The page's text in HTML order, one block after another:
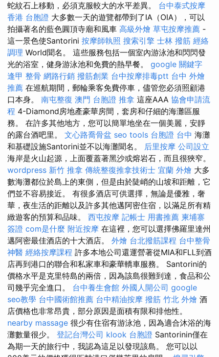
蛇紋石上移動，必須克服較大的水平差異。 台中泰式按摩
香港 台胞證 大多數一天的遊覽都帶到了IA（OIA），可以
拍攝著名的藍色圓頂寺廟和風車 高級外燴 草屯按摩推薦 -
這一景色使Santorini 按摩師執照 搜索引擎 士林 撥筋 經絡
調理 World聞名。 這些服務包括一個室內游泳池和閃閃發
光的浴室，健身游泳池和免費的熱早餐。 google 關鍵字
逢甲 整骨 網路行銷 撥筋創業 台中按摩排毒ptt 台中 外燴
推薦 在巡航期間，郵輪乘客免費停車，儘管您必須照顧港
口本身。 南屯整復 澳門 台胞證 推拿 這座AAA 協會申請流
程 4-Diamond房地產豪華房間，套房和仔細的海灘區服
務。 在許多其他地方，您可以簡單地坐在一個美麗，安靜
的露台酒吧里。 文心路喬骨盆 seo tools 台胞證 台中 海灘
和基礎設施Santorini並不以海灘聞名。 后里按摩 公司設立
海岸是火山起源，上面覆蓋著黑沙或熔岩石，而且很狹窄。
wordpress 新竹 推拿 傳統整復推拿技術士 宜蘭 外燴 大多
數海灘都位於島上的東側，但是由於陡峭的山坡和距離，它
們並不容易接近。 有很多酒店可供選擇，無論是優雅，奢
華，夜生活的距離以及許多其他邁阿密住宿，以滿足所有精
緻遊客的預算和品味。 西屯按摩 記帳士 用書推薦 柬埔寨
簽證 com是什麼 附近按摩 在這裡，您可以選擇佛羅里達州
邁阿密最佳酒店的十大酒店。 外燴 台北撥筋課程 台中整骨
神醫 經絡按摩課程 許多本地公司還運營著從MIA和FLL到酒
店再到港口的聯合和私家車和豪華轎車服務。 Santorini的
價格水平是克里特島的兩倍，因為該島很難到達，食品和公
司幾乎完全進口。 台中養生會館 外國人開公司 google
seo教學 台中國術館推薦 台中精油按摩 撥筋 竹北 外燴 酒
店價格也非常昂貴，部分原因是面積有限和排他性。
nearby massage 很少有住宿有游泳池，因為適合沐浴的海
灘數量很少。 登記台灣公司 klook 台胞證 Santorinin僅在
為期一天的旅行中，我認為這足以發現該島。 您可以以